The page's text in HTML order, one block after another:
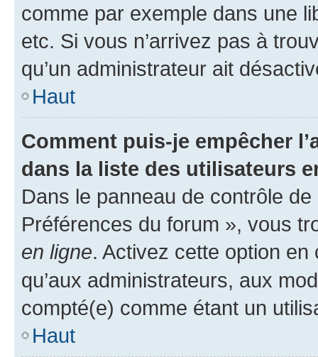
comme par exemple dans une
etc. Si vous n’arrivez pas à
qu’un administrateur ait
Haut
Comment puis-je empêcher
dans la liste des utilisateurs
Dans le panneau de contrôle
Préférences du forum », vous
en ligne. Activez cette option
qu’aux administrateurs, aux
compté(e) comme étant un
Haut